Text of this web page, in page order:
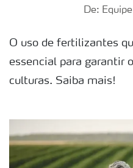
De:
O uso de fertilizantes
essencial para garantir
culturas. Saiba mais!